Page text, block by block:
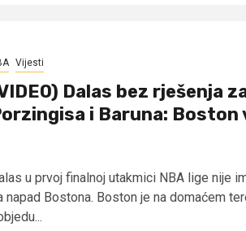
Vijesti
Dalas bez rješenja
i Baruna: Boston
u prvoj finalnoj utakmici NBA lige nije
napad Bostona. Boston je na domaćem